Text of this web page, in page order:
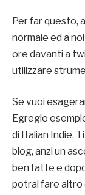
Per far questo,
normale ed a
ore davanti a
utilizzare
Se vuoi
Egregio
di Italian Indie.
blog, anzi un
ben fatte e
potrai fare altro